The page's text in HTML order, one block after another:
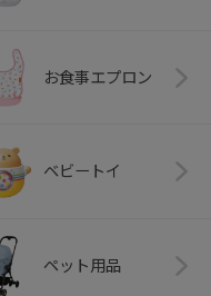
お食事エプロン
ベビートイ
ペット用品